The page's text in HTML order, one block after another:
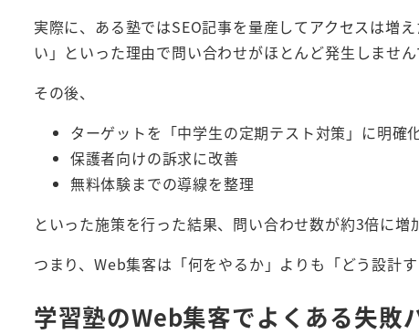
実際に、ある塾ではSEO記事を量産してアクセスは増
い」といった理由で問い合わせがほとんど発生しません
その後、
ターゲットを「中学生の定期テスト対策」に明確
保護者向けの訴求に改善
無料体験までの導線を整理
といった施策を行った結果、問い合わせ数が約3倍に増
つまり、Web集客は「何をやるか」よりも「どう設計す
学習塾のWeb集客でよくある失敗